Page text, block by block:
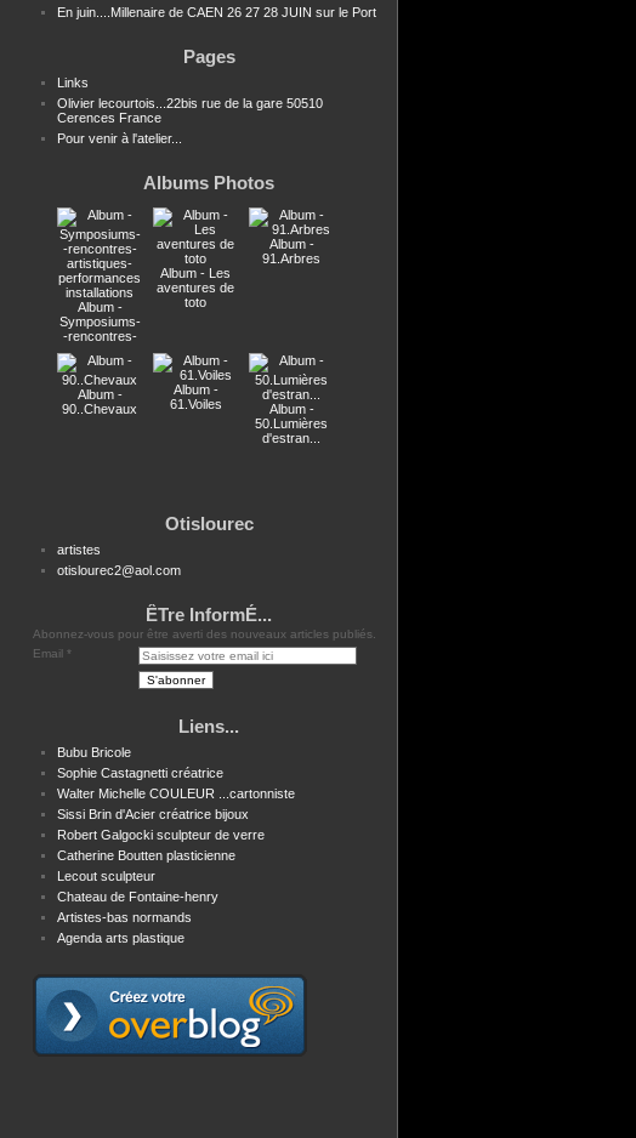
En juin....Millenaire de CAEN 26 27 28 JUIN sur le Port
Pages
Links
Olivier lecourtois...22bis rue de la gare 50510
Cerences France
Pour venir à l'atelier...
Albums Photos
Album -
Symposiums-
-rencontres-
artistiques-
performances
installations
Album - Les
aventures de
toto
Album -
91.Arbres
Album -
90..Chevaux
Album -
61.Voiles
Album -
50.Lumières
d'estran...
Otislourec
artistes
otislourec2@aol.com
ÊTre InformÉ...
Abonnez-vous pour être averti des nouveaux articles publiés.
Email
Liens...
Bubu Bricole
Sophie Castagnetti créatrice
Walter Michelle COULEUR ...cartonniste
Sissi Brin d'Acier créatrice bijoux
Robert Galgocki sculpteur de verre
Catherine Boutten plasticienne
Lecout sculpteur
Chateau de Fontaine-henry
Artistes-bas normands
Agenda arts plastique